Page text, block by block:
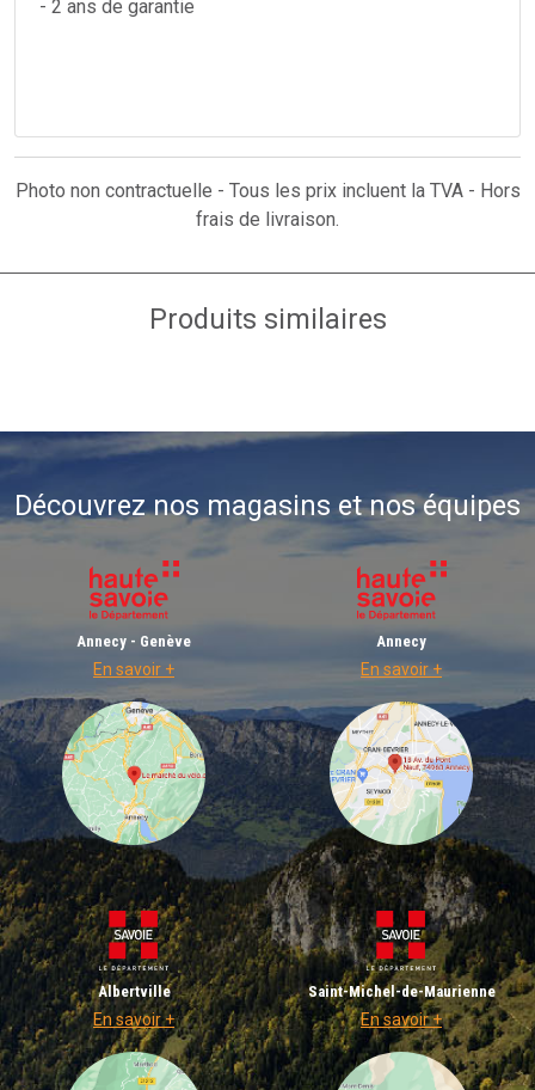
- 2 ans de garantie
Photo non contractuelle - Tous les prix incluent la TVA - Hors
frais de livraison.
Produits similaires
Découvrez nos magasins et nos équipes
Annecy - Genève
En savoir +
Annecy
En savoir +
Albertville
En savoir +
Saint-Michel-de-Maurienne
En savoir +